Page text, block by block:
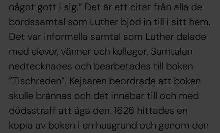
något gott i sig.” Det är ett citat från alla de
bordssamtal som Luther bjöd in till i sitt hem.
Det var informella samtal som Luther delade
med elever, vänner och kollegor. Samtalen
nedtecknades och bearbetades till boken
”Tischreden”. Kejsaren beordrade att boken
skulle brännas och det innebar till och med
dödsstraff att äga den. 1626 hittades en
kopia av boken i en husgrund och genom den